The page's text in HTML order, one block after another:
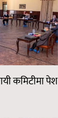
कमिटीमा पेश